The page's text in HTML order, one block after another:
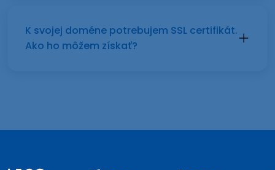
K svojej doméne potrebujem SSL certifikát.
Ako ho môžem získať?